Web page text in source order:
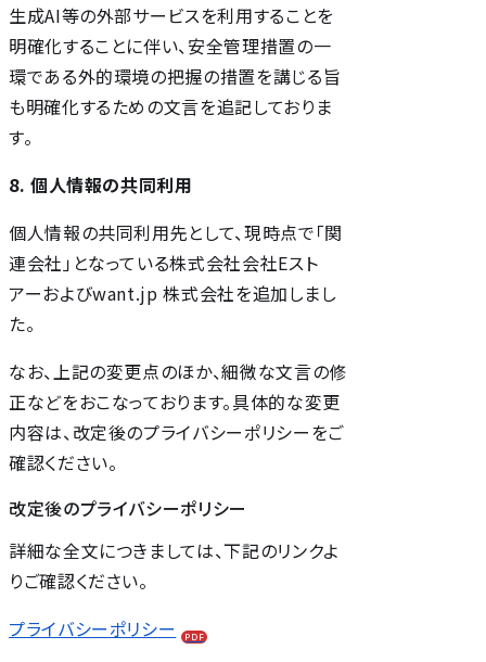
生成AI等の外部サービスを利用することを
明確化することに伴い、安全管理措置の一
環である外的環境の把握の措置を講じる旨
も明確化するための文言を追記しておりま
す。
8. 個人情報の共同利用
個人情報の共同利用先として、現時点で「関
連会社」となっている株式会社会社Eスト
アーおよびwant.jp 株式会社を追加しまし
た。
なお、上記の変更点のほか、細微な文言の修
正などをおこなっております。具体的な変更
内容は、改定後のプライバシーポリシーをご
確認ください。
改定後のプライバシーポリシー
詳細な全文につきましては、下記のリンクよ
りご確認ください。
プライバシーポリシー
PDF